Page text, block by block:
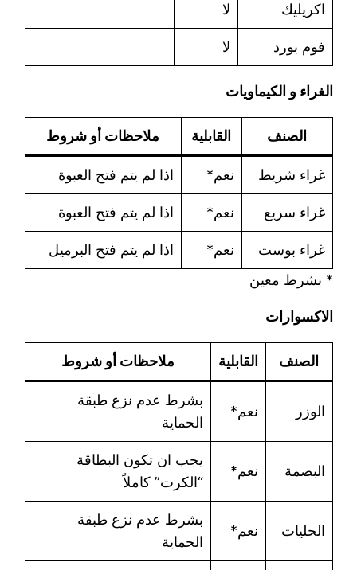
اكريليك لا
فوم بورد لا
الغراء و الكيماويات
الصنف القابلية ملاحظات أو شروط
غراء شريط نعم* اذا لم يتم فتح العبوة
غراء سريع نعم* اذا لم يتم فتح العبوة
غراء بوست نعم*
اذا لم يتم فتح البرميل
* بشرط معين
الاكسوارات
الصنف القابلية ملاحظات أو شروط
الوزر نعم*
بشرط عدم نزع طبقة
الحماية
البصمة نعم*
يجب ان تكون البطاقة
“الكرت” كاملاً
الحليات نعم*
بشرط عدم نزع طبقة
الحماية